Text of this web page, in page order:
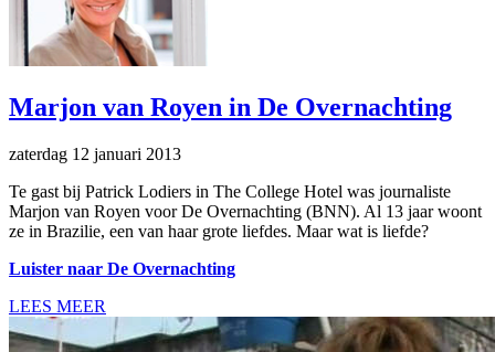
Marjon van Royen in De Overnachting
zaterdag 12 januari 2013
Te gast bij Patrick Lodiers in The College Hotel was journaliste
Marjon van Royen voor De Overnachting (BNN). Al 13 jaar woont
ze in Brazilie, een van haar grote liefdes. Maar wat is liefde?
Luister naar De Overnachting
LEES MEER